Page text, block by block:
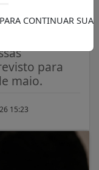
ainda
para
maio.
15:23
CONTINUAR SUA